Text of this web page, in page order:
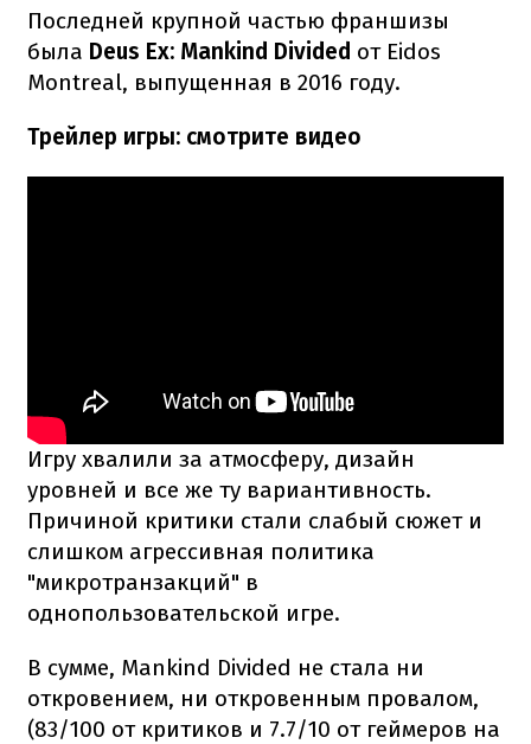
Последней крупной частью франшизы
была Deus Ex: Mankind Divided от Eidos
Montreal, выпущенная в 2016 году.
Трейлер игры: смотрите видео
Игру хвалили за атмосферу, дизайн
уровней и все же ту вариантивность.
Причиной критики стали слабый сюжет и
слишком агрессивная политика
"микротранзакций" в
однопользовательской игре.
В сумме, Mankind Divided не стала ни
откровением, ни откровенным провалом,
(83/100 от критиков и 7.7/10 от геймеров на